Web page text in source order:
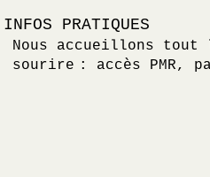
INFOS PRATIQUES
Nous accueillons tout
sourire : accès PMR,